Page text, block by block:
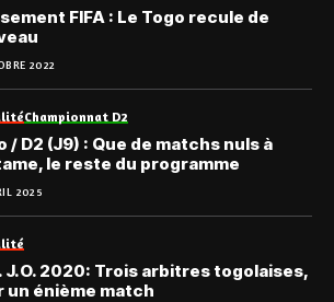
FIFA : Le Togo recule de
2022
Championnat D2
/ D2 (J9) : Que de matchs nuls à
le reste du programme
2025
J.O. 2020: Trois arbitres togolaises,
un énième match